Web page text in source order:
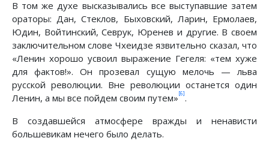
В том же духе высказывались все выступавшие затем
ораторы: Дан, Стеклов, Быховский, Ларин, Ермолаев,
Юдин, Войтинский, Севрук, Юренев и другие. В своем
заключительном слове Чхеидзе язвительно сказал, что
«Ленин хорошо усвоил выражение Гегеля: «тем хуже
для фактов!». Он прозевал сущую мелочь — льва
русской революции. Вне революции останется один
Ленин, а мы все пойдем своим путем»[6].
В создавшейся атмосфере вражды и ненависти
большевикам нечего было делать.